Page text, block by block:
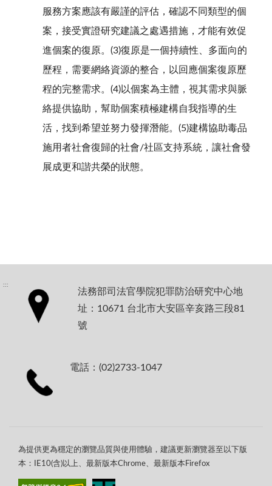
服務方案應該有嚴謹的評估，確認不同類型的個
案，接受實證研究建議之處遇措施，才能有效促
進個案的復原。(3)復原是一個持續性、多面向的
歷程，需要網絡資源的整合，以回應個案復原歷
程的完整需求。(4)以個案為主體，視其需求與脈
絡提供協助，幫助個案積極建構自我指導的生
活，找到希望並努力發揮潛能。(5)建構協助毒品
施用者社會復歸的社會/社區支持系統，讓社會發
展成更和諧共榮的狀態。
:::
法務部司法官學院犯罪防治研究中心地
址：10671 台北市大安區辛亥路三段81
號
電話：(02)2733-1047
為提供更為穩定的瀏覽品質與使用體驗，建議更新瀏覽器至以下版
本：IE10(含)以上、最新版本Chrome、最新版本Firefox